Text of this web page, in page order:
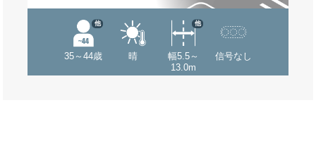
35～44歳
他
晴
幅5.5～
13.0m
他
信号なし